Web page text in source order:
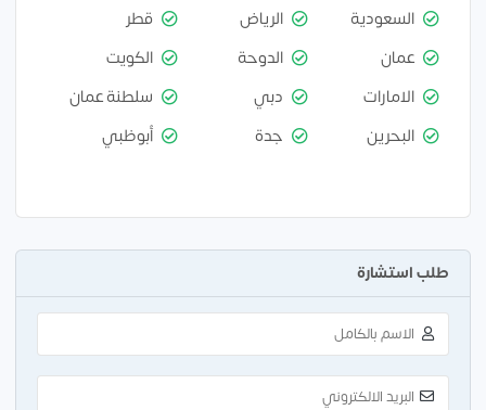
السعودية الرياض
قطر
عمان
الدوحة
الكويت
الامارات
دبي
سلطنة عمان
البحرين
جدة أبوظبي
طلب استشارة